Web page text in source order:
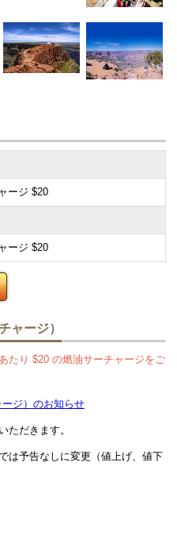
ージ $20
ージ $20
ャージ）
たり $20 の燃油サーチャージをご
ジ）のお知らせ
ただきます。
は予告なしに変更（値上げ、値下